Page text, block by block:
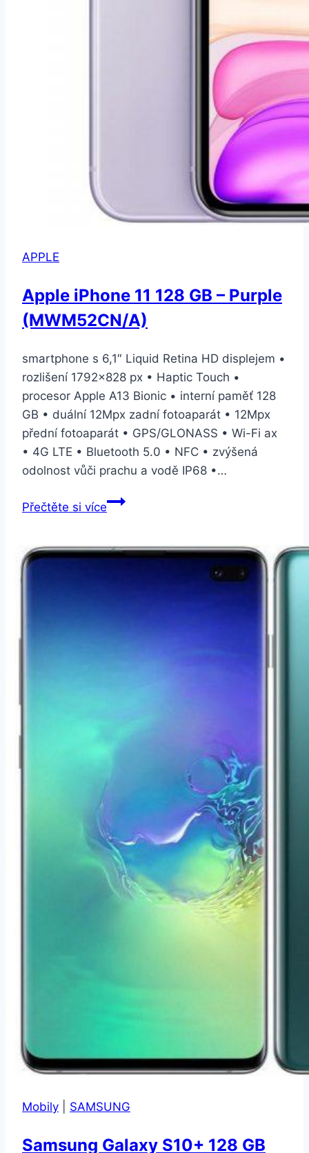
APPLE
Apple iPhone 11 128 GB – Purple
(MWM52CN/A)
smartphone s 6,1″ Liquid Retina HD displejem •
rozlišení 1792×828 px • Haptic Touch •
procesor Apple A13 Bionic • interní paměť 128
GB • duální 12Mpx zadní fotoaparát • 12Mpx
přední fotoaparát • GPS/GLONASS • Wi-Fi ax
• 4G LTE • Bluetooth 5.0 • NFC • zvýšená
odolnost vůči prachu a vodě IP68 •…
Přečtěte si víceApple
128
Mobily SAMSUNG
Samsung Galaxy S10+ 128 GB